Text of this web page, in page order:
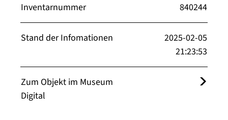
Inventarnummer 840244
Stand der Infomationen
2025-02-05
21:23:53
Zum Objekt im Museum
Digital